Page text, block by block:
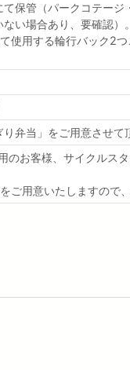
保管（パークコテージ
い場合あり、要確認
使用する輪行バック2
弁当」をご用意させて
お客様、サイクルス
ご用意いたしますので